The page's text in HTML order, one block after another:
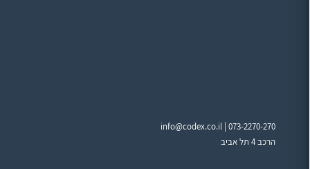
info@codex.co.il |073-2270-270
הרכב 4 תל אביב